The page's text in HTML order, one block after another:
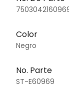
Color
Negro
No. Parte
ST-E60969